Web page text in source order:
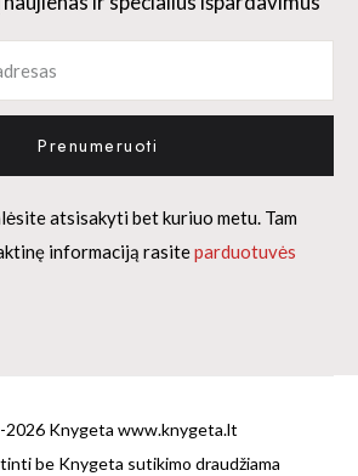
Prenumeruoti
atsisakyti bet kuriuo metu. Tam
informaciją rasiteparduotuvės
2026 Knygeta www.knygeta.lt
be Knygeta sutikimo draudžiama